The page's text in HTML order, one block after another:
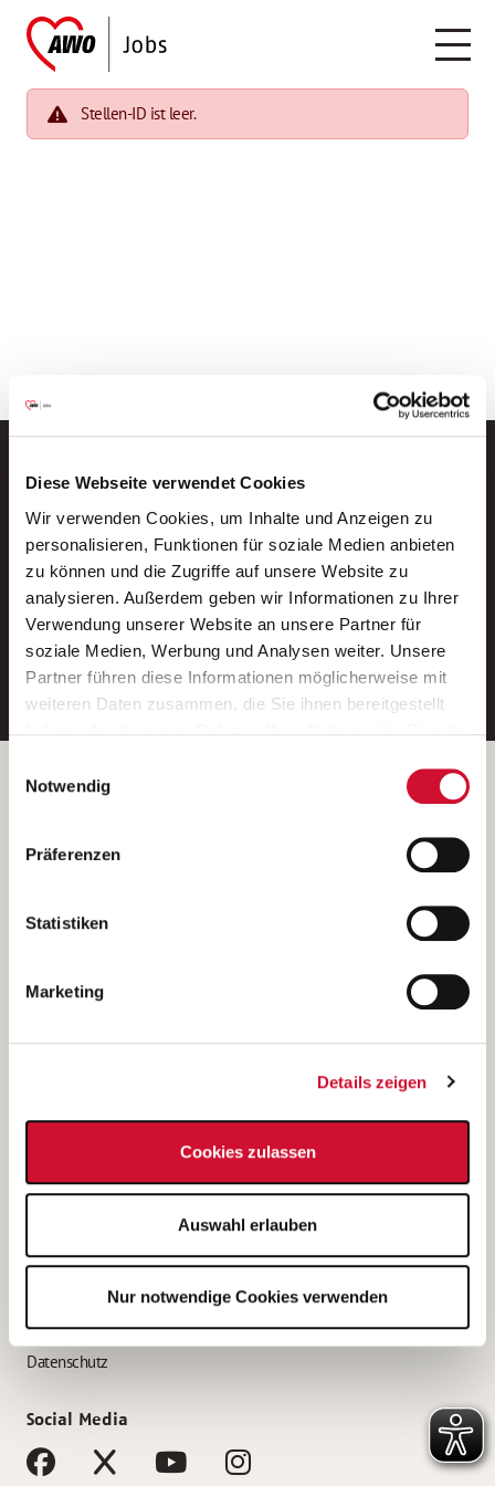
Diese Webseite verwendet Cookies
Wir verwenden Cookies, um Inhalte und Anzeigen zu
personalisieren, Funktionen für soziale Medien anbieten
zu können und die Zugriffe auf unsere Website zu
analysieren. Außerdem geben wir Informationen zu Ihrer
Verwendung unserer Website an unsere Partner für
soziale Medien, Werbung und Analysen weiter. Unsere
Partner führen diese Informationen möglicherweise mit
weiteren Daten zusammen, die Sie ihnen bereitgestellt
Wenn Sie auf „Cookies zulassen“ klicken, so stimmen
Sie der Speicherung sämtlicher Cookies zu. Sie können
Ihre Einwilligung selbstverständlich jederzeit widerrufen,
indem Sie die Cookie-Einstellungen aufrufen und diese
unsererDatenschutzerklärung
Notwendig
Präferenzen
Statistiken
Marketing
Details zeigen
Cookies zulassen
Auswahl erlauben
Nur notwendige Cookies verwenden
Stellen-ID ist leer.
Neue Stellen per E-Mail.
Ein kostenloser Service von AWO
Jobs.
E-Mail-Adresse eintragen
Betreiber der Webseite
Kantstraße 45a
(Ein Tochterunternehmen des AWO Bezirksverbandes Unterfranken
e.V.)
Bewerbung als Altenpflegehelfer*in
Bewerbung als Erzieher*in
AWO Gliederungen nach Bundesland
Impressum
Datenschutz
Social Media